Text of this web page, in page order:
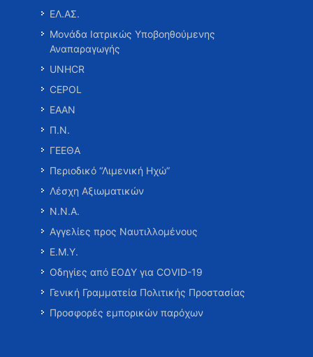
ΕΛ.ΑΣ.
Μονάδα Ιατρικώς Υποβοηθούμενης
Αναπαραγωγής
UNHCR
CEPOL
ΕΑΑΝ
Π.Ν.
ΓΕΕΘΑ
Περιοδικό “Λιμενική Ηχώ”
Λέσχη Αξιωματικών
Ν.Ν.Α.
Αγγελίες προς Ναυτιλλομένους
Ε.Μ.Υ.
Οδηγίες από ΕΟΔΥ για COVID-19
Γενική Γραμματεία Πολιτικής Προστασίας
Προσφορές εμπορικών παρόχων